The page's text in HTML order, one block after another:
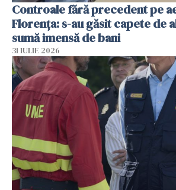
Controale fără precedent pe
Florența: s-au găsit capete de
sumă imensă de bani
31 IULIE 2026